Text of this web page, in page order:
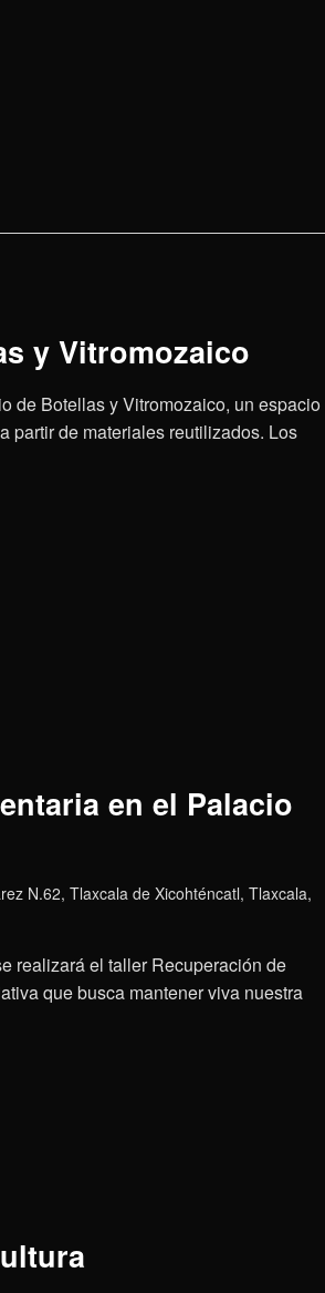
y Vitromozaico
de Botellas y Vitromozaico, un espacio
partir de materiales reutilizados. Los
en el Palacio
N.62, Tlaxcala de Xicohténcatl, Tlaxcala,
realizará el taller Recuperación de
que busca mantener viva nuestra